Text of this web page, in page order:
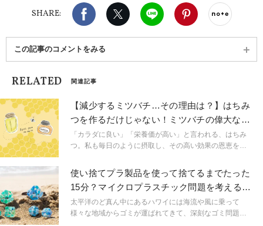
味は絵を描くこと。 Instagram （ピラティスアカウ
ント）：@saori_pilates、Instagram（ハワイ写真ア
SHARE:
Facebook X（旧twitter）
LINE Pinterest
この記事のコメントをみる
RELATED 関連記事
【減少するミツバチ…その理由は？】はちみ
つを作るだけじゃない！ミツバチの偉大な仕
事と環境問題
「カラダに良い」「栄養価が高い」と言われる、はちみ
つ。私も毎日のように摂取し、その高い効果の恩恵を受
る想像もしていなかった話を聞き、「はちみつを楽し
む」から「ミツバチを介して地球を考える」ことになり
ました。これは是非知っていただきたいと思い、今回記
事にしました。
使い捨てプラ製品を使って捨てるまでたった
15分？マイクロプラスチック問題を考えるハ
ワイのクラフト
太平洋のど真ん中にあるハワイには海流や風に乗って
様々な地域からゴミが運ばれてきて、深刻なゴミ問題に